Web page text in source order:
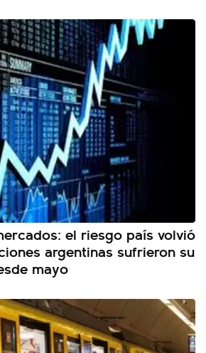
el riesgo país volvió
argentinas sufrieron su
mayo